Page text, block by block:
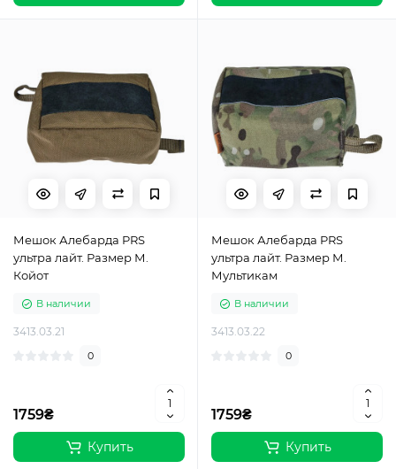
Мешок Алебарда PRS
ультра лайт. Размер М.
Койот
В наличии
3413.03.21
0
1759₴
Купить
Мешок Алебарда PRS
ультра лайт. Размер М.
Мультикам
В наличии
3413.03.22
0
1759₴
Купить